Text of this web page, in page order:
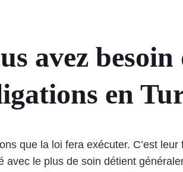
avez
en
que la loi fera exécuter. C’est
avec le plus de soin détient